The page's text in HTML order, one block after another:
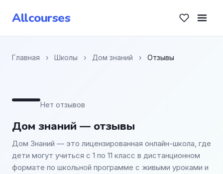
Allcourses
Главная › Школы › Дом знаний › Отзывы
—Нет отзывов
Дом знаний — отзывы
Дом Знаний — это лицензированная онлайн-школа, где
дети могут учиться с 1 по 11 класс в дистанционном
формате по школьной программе с живыми уроками и